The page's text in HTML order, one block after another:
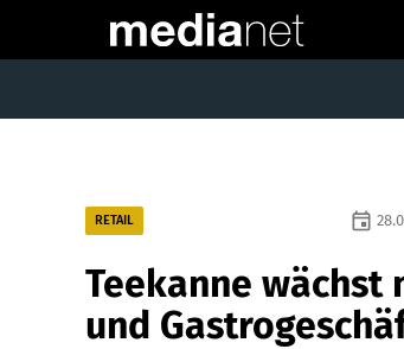
RETAIL event
Teekanne wächst
und